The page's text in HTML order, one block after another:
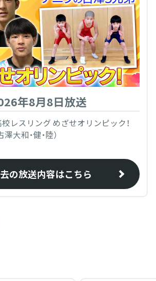
年8月8日放送
校レスリング めざせオリンピック！
大和・健・陸）
の放送内容はこちら